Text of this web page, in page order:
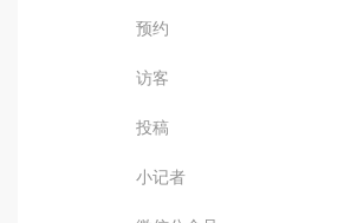
预约
访客
投稿
小记者